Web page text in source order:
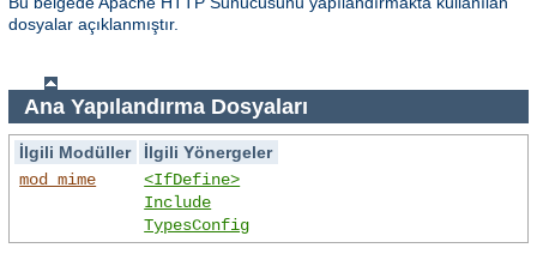
dosyalar açıklanmıştır.
Ana Yapılandırma Dosyaları
İlgili Modüller
İlgili Yönergeler
mod_mime
<IfDefine>
Include
TypesConfig